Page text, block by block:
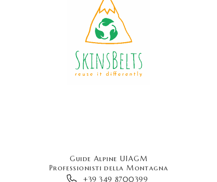
Guide Alpine UIAGM
Professionisti della Montagna
+39 349 8700399